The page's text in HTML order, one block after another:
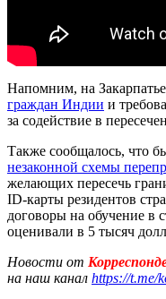
Напомним, на
граждан Индии и
за содействие в
Также сообщалось, что
незаконной схемы
желающих пересечь
ID-карты резидентов
договоры на обучение в
оценивали в 5 тысяч
Новости от
на наш канал https://t.me/